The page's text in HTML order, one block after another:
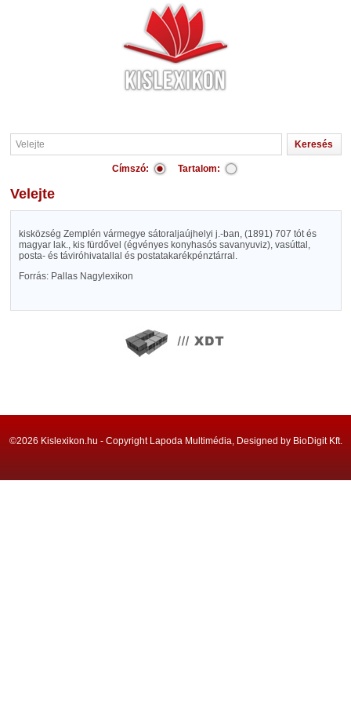
Címszó: Tartalom:
Velejte
kisközség Zemplén vármegye sátoraljaújhelyi j.-ban, (1891) 707 tót és
magyar lak., kis fürdővel (égvényes konyhasós savanyuviz), vasúttal,
posta- és táviróhivatallal és postatakarékpénztárral.
Forrás: Pallas Nagylexikon
©2026 Kislexikon.hu - Copyright Lapoda Multimédia, Designed by BioDigit Kft.